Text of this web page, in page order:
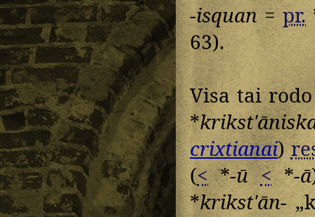
-isquan=pr.
63).
Visa tai
*
crixtianai)
(<*-ū <*-ā
*krikstʹān-